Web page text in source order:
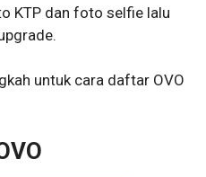
KTP dan foto selfie lalu
untuk cara daftar OVO